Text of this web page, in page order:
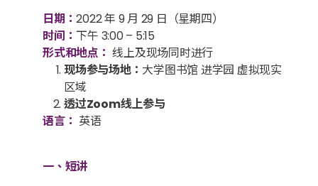
日期：2022 年 9 月 29 日（星期四）
时间：下午 3:00 – 5:15
形式和地点： 线上及现场同时进行
现场参与场地： 大学图书馆 进学园 虚拟现实
区域
透过Zoom线上参与
语言： 英语
一、短讲